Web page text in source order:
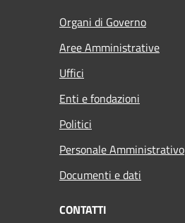
Organi di Governo
Aree Amministrative
Uffici
Enti e fondazioni
Politici
Personale Amministrativo
Documenti e dati
CONTATTI